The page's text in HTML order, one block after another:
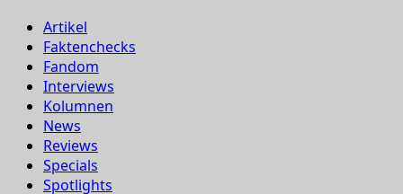
Artikel
Faktenchecks
Fandom
Interviews
Kolumnen
News
Reviews
Specials
Spotlights